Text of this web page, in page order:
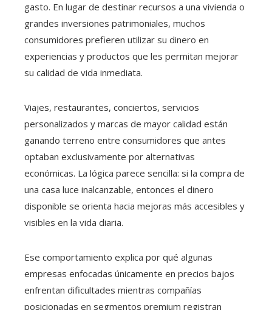
gasto. En lugar de destinar recursos a una vivienda o
grandes inversiones patrimoniales, muchos
consumidores prefieren utilizar su dinero en
experiencias y productos que les permitan mejorar
su calidad de vida inmediata.
Viajes, restaurantes, conciertos, servicios
personalizados y marcas de mayor calidad están
ganando terreno entre consumidores que antes
optaban exclusivamente por alternativas
económicas. La lógica parece sencilla: si la compra de
una casa luce inalcanzable, entonces el dinero
disponible se orienta hacia mejoras más accesibles y
visibles en la vida diaria.
Ese comportamiento explica por qué algunas
empresas enfocadas únicamente en precios bajos
enfrentan dificultades mientras compañías
posicionadas en segmentos premium registran